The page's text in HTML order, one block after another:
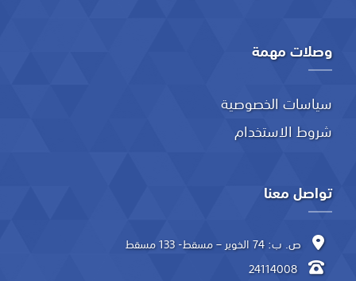
وصلات مهمة
سياسات الخصوصية
شروط الاستخدام
تواصل معنا
ص. ب: 74 الخوير – مسقط- 133 مسقط
24114008